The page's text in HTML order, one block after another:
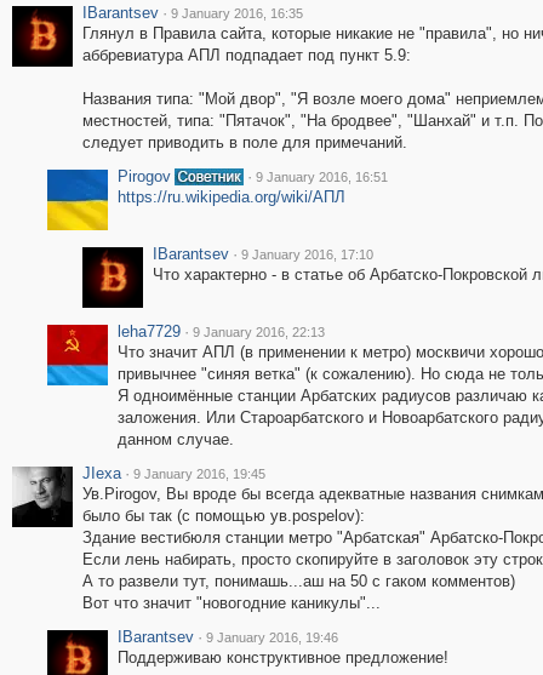
IBarantsev · 9 January 2016, 16:35
Глянул в Правила сайта, которые никакие не "правила", но
аббревиатура АПЛ подпадает под пункт 5.9:
Названия типа: "Мой двор", "Я возле моего дома"
местностей, типа: "Пятачок", "На бродвее", "Шанхай" и т.п.
следует приводить в поле для примечаний.
Pirogov
· 9 January 2016, 16:51
https://ru.wikipedia.org/wiki/АПЛ
IBarantsev · 9 January 2016, 17:10
Что характерно - в статье об Арбатско-Покровской
leha7729 · 9 January 2016, 22:13
Что значит АПЛ (в применении к метро) москвичи
привычнее "синяя ветка" (к сожалению). Но сюда не
Я одноимённые станции Арбатских радиусов различаю
заложения. Или Староарбатского и Новоарбатского
данном случае.
JIexa · 9 January 2016, 19:45
Ув.Pirogov, Вы вроде бы всегда адекватные названия
было бы так (с помощью ув.pospelov):
Здание вестибюля станции метро "Арбатская" Арбатско-
Если лень набирать, просто скопируйте в заголовок эту
А то развели тут, понимашь...аш на 50 с гаком комментов)
Вот что значит "новогодние каникулы"...
IBarantsev · 9 January 2016, 19:46
Поддерживаю конструктивное предложение!